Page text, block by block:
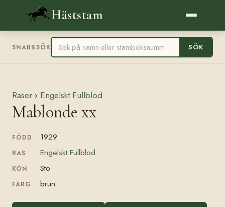
Häststam
SNABBSÖK SÖK
Raser › Engelskt Fullblod
Mablonde xx
FÖDD 1929
RAS Engelskt Fullblod
KÖN Sto
FÄRG brun